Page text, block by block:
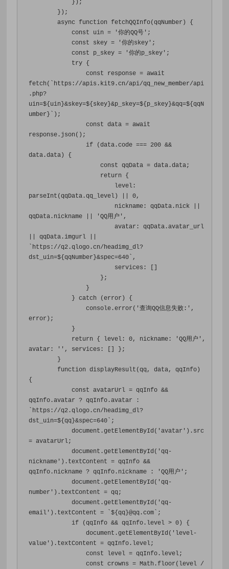
});
});
        async
function fetchQQInfo( qqNumber )
{
const
uin = '你的QQ号' ;
const
skey = '你的skey' ;
const
p_skey = '你的p_skey' ;
try {
const
response = await
fetch (` https : //apis.kit9.cn/api/qq_new_member/api
.php?
uin=${uin}&skey=${skey}&p_skey=${p_skey}&qq=${qqN
umber}`);
const
data = await
response . json ();
if
( data .code === 200 &&
data . data )
{
const
qqData = data . data;
return
{
                        level
:
parseInt ( qqData . qq_level ) 0,
                        nickname
: qqData . nick
qqData . nickname 'QQ用户' ,
                        avatar
: qqData .
qqData . imgurl
https : //q2.qlogo.cn/headimg_dl?
dst_uin=${qqNumber}&spec=640`,
                        services
:
};
}
}
catch (error )
{
                console
.error ( '查询QQ信息失败:' ,
error );
}
return
{ level : 0, nickname : 'QQ用户' ,
avatar : '' , services :
};
}
function
displayResult ( qq , data, qqInfo )
{
const avatarUrl = qqInfo &&
qqInfo .avatar ? qqInfo .avatar
:
https : //q2.qlogo.cn/headimg_dl?
dst_uin=${qq}&spec=640`;
            document
. getElementById ( 'avatar' ).
= avatarUrl;
            document
. getElementById ( 'qq-
nickname' ). textContent = qqInfo &&
qqInfo . nickname ? qqInfo . nickname : 'QQ用户' ;
            document
. getElementById ( 'qq-
number' ). textContent = qq ;
            document
. getElementById ( 'qq-
email' ). textContent = `${ qq }@qq .com `;
if
( qqInfo && qqInfo . level > 0 )
{
                document
. getElementById ( 'level-
value' ). textContent = qqInfo . level;
const
level = qqInfo . level;
const crowns = Math . floor ( level /